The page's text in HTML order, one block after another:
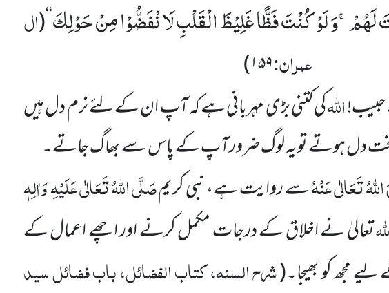
لَهُمْۚ-وَ لَوْ كُنْتَ فَظًّا غَلِیْظَ الْقَلْبِ لَا نْفَضُّوْا مِنْ حَوْلِكَ‘‘
(ال
عمران:۱۵۹)
اللّٰہکی کتنی بڑی مہربانی ہے کہ آپ ان کے لئے نرم دل ہیں
دل ہوتے تو یہ لوگ ضرورآپ کے پاس سے بھاگ جاتے۔
تَعَالٰی عَنْہُسے روایت ہے، نبی کریمصَلَّی اللّٰہُ تَعَالٰی عَلَیْہِوَاٰلِہٖ
تعالیٰ نے اخلاق کے درجات مکمل کرنے اور اچھے اعمال کے
مجھ کو بھیجا۔(شرح السنہ، کتاب الفضائل، باب فضائل سید